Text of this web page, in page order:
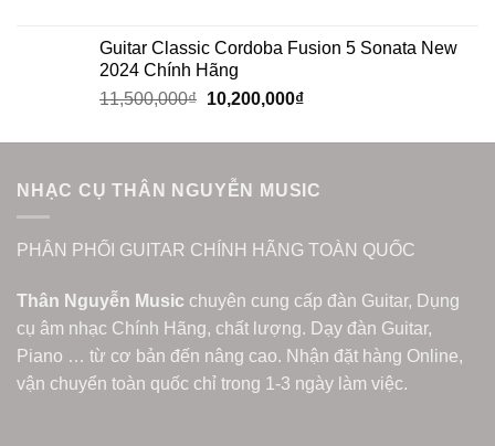
Guitar Classic Cordoba Fusion 5 Sonata New
2024 Chính Hãng
11,500,000₫ 10,200,000₫
NHẠC CỤ THÂN NGUYỄN MUSIC
PHÂN PHỐI GUITAR CHÍNH HÃNG TOÀN QUỐC
Thân Nguyễn Music chuyên cung cấp đàn Guitar, Dụng
cụ âm nhạc Chính Hãng, chất lượng. Dạy đàn Guitar,
Piano … từ cơ bản đến nâng cao. Nhận đặt hàng Online,
vận chuyển toàn quốc chỉ trong 1-3 ngày làm việc.